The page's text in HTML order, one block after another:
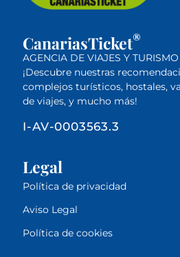
CanariasTicket®
AGENCIA DE VIAJES Y TURISMO
¡Descubre nuestras
complejos turísticos, hostales,
de viajes, y mucho más!
I-AV-0003563.3
Legal
Política de privacidad
Aviso Legal
Política de cookies